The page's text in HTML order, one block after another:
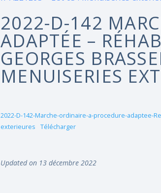
2022-D-142
ADAPTÉE –
GEORGES
MENUISERIES
2022-D-142-Marche-ordinaire-a-procedure-adaptee-
exterieures
Télécharger
Updated on 13 décembre 2022